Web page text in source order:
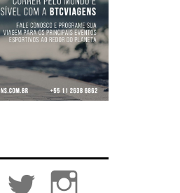
Facebook Twitter